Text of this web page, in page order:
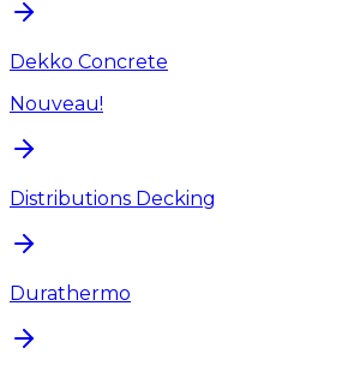
Dekko Concrete
Nouveau!
Distributions Decking
Durathermo